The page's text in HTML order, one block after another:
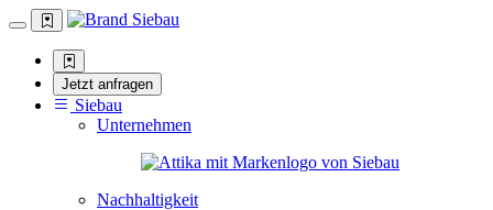
Jetzt anfragen
Siebau
Unternehmen
Nachhaltigkeit